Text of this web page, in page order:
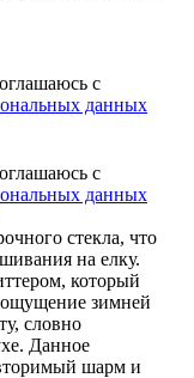
с
данных
с
данных
стекла, что
на елку.
который
ощущение зимней
словно
Данное
шарм и